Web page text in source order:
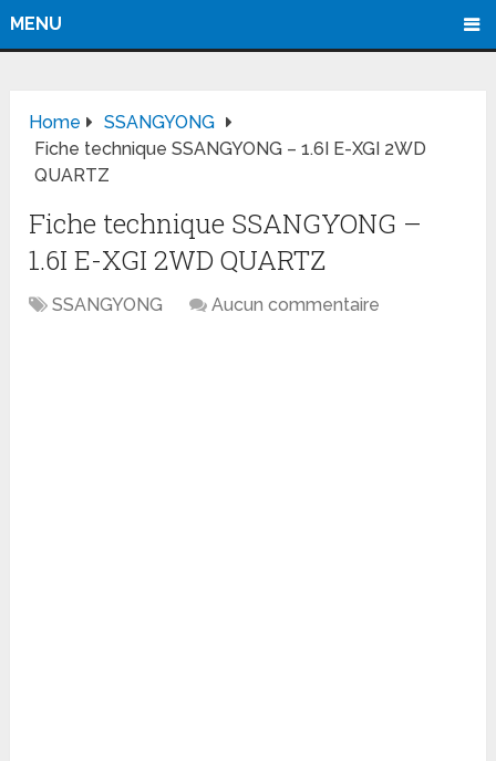
MENU
Home
SSANGYONG
Fiche technique SSANGYONG – 1.6I E-XGI 2WD
QUARTZ
Fiche technique SSANGYONG –
1.6I E-XGI 2WD QUARTZ
SSANGYONG Aucun commentaire